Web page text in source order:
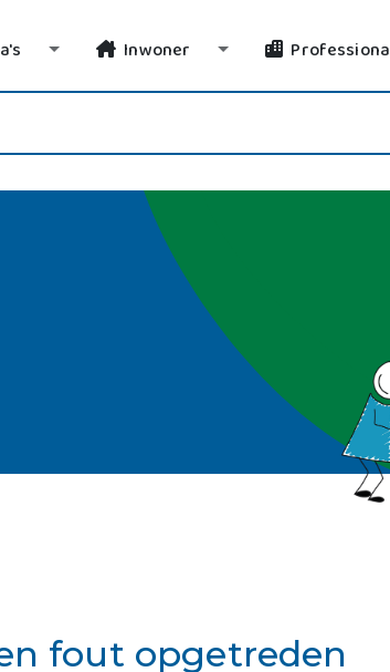
Toggle Dropdown
Inwoner Toggle Dropdown
fout opgetreden